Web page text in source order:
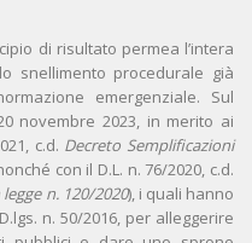
di risultato permea l’intera
snellimento procedurale già
emergenziale. Sul
novembre 2023, in merito ai
c.d. Decreto Semplificazioni
con il D.L. n. 76/2020, c.d.
n. 120/2020), i quali hanno
n. 50/2016, per alleggerire